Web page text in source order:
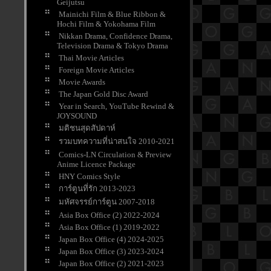
Geijutsu
Mainichi Film & Blue Ribbon &
Hochi Film & Yokohama Film
Nikkan Drama, Confidence Drama,
Television Drama & Tokyo Drama
Thai Movie Articles
Foreign Movie Articles
Movie Awards
The Japan Gold Disc Award
Year in Search, YouTube Rewind &
JOYSOUND
มติชนสุดสัปดาห์
รวมบทความที่น่าสนใจ 2010-2021
Comics-LN Circulation & Preview
Anime Licence Package
HNY Comics Style
การ์ตูนที่รัก 2013-2023
มหัศจรรย์การ์ตูน 2007-2018
Asia Box Office (2) 2022-2024
Asia Box Office (1) 2019-2022
Japan Box Office (4) 2024-2025
Japan Box Office (3) 2023-2024
Japan Box Office (2) 2021-2023